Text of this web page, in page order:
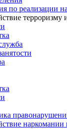
по реализации
терроризму
наркомании